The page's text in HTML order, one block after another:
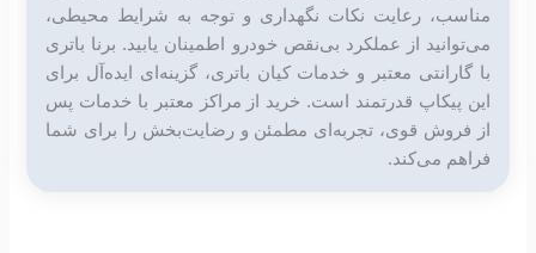
مناسب، رعایت نکات نگهداری و توجه به شرایط محیطی،
می‌توانید از عملکرد بی‌نقص خودرو اطمینان یابید. برنا باتری
با گارانتی معتبر و خدمات کیان باتری، گزینه‌ای ایده‌آل برای
این پیکاپ قدرتمند است. خرید از مراکز معتبر با خدمات پس
از فروش قوی، تجربه‌ای مطمئن و رضایت‌بخش را برای شما
فراهم می‌کند.